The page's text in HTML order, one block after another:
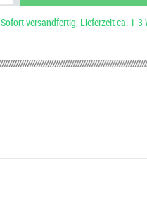
Sofort versandfertig, Lieferzeit ca. 1-3